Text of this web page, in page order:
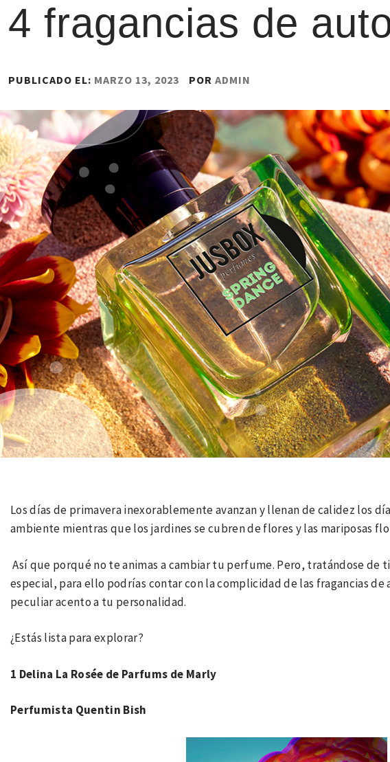
4 fragancias de
PUBLICADO EL: MARZO 13, 2023 POR ADMIN
Los días de primavera inexorablemente avanzan y llenan de calidez los
ambiente mientras que los jardines se cubren de flores y las mariposas
Así que porqué no te animas a cambiar tu perfume. Pero, tratándose de
especial, para ello podrías contar con la complicidad de las fragancias de
peculiar acento a tu personalidad.
¿Estás lista para explorar?
1 Delina La Rosée de Parfums de Marly
Perfumista Quentin Bish